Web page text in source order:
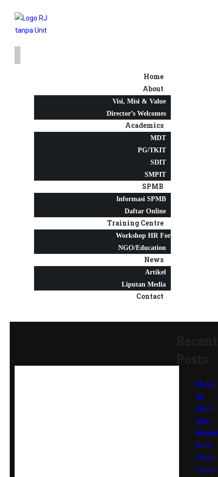
Home
About
Visi, Misi & Value
Director’s Welcomes
Academics
MDT
PG/TKIT
SDIT
SMPIT
SPMB
Informasi SPMB
Daftar Online
Training Centre
Workshop HR For
NGO/Education
News
Artikel
Liputan Media
Contact
Menja
ga
Keseh
atan
Mental
Anak:
Peran
Orang